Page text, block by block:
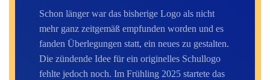
Schon länger war das bisherige Logo als nicht
mehr ganz zeitgemäß empfunden worden und es
fanden Überlegungen statt, ein neues zu gestalten.
Die zündende Idee für ein originelles Schullogo
fehlte jedoch noch. Im Frühling 2025 startete das